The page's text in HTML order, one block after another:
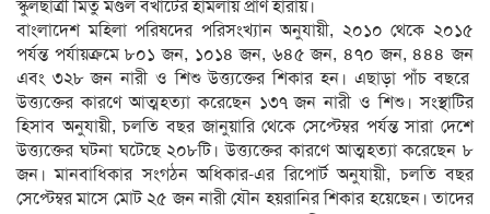
স্কুলছাত্রী মিতু মণ্ডল বখাটের হামলায় প্রাণ হারায়।
বাংলাদেশ মহিলা পরিষদের পরিসংখ্যান অনুযায়ী, ২০১০ থেকে ২০১৫
পর্যন্ত পর্যায়ক্রমে ৮০১ জন, ১০১৪ জন, ৬৪৫ জন, ৪৭০ জন, ৪৪৪ জন
এবং ৩২৮ জন নারী ও শিশু উত্ত্যক্তের শিকার হন। এছাড়া পাঁচ বছরে
উত্ত্যক্তের কারণে আত্মহত্যা করেছেন ১৩৭ জন নারী ও শিশু। সংস্থাটির
হিসাব অনুযায়ী, চলতি বছর জানুয়ারি থেকে সেপ্টেম্বর পর্যন্ত সারা দেশে
উত্ত্যক্তের ঘটনা ঘটেছে ২০৮টি। উত্ত্যক্তের কারণে আত্মহত্যা করেছেন ৮
জন। মানবাধিকার সংগঠন অধিকার-এর রিপোর্ট অনুযায়ী, চলতি বছর
সেপ্টেম্বর মাসে মোট ২৫ জন নারী যৌন হয়রানির শিকার হয়েছেন। তাদের